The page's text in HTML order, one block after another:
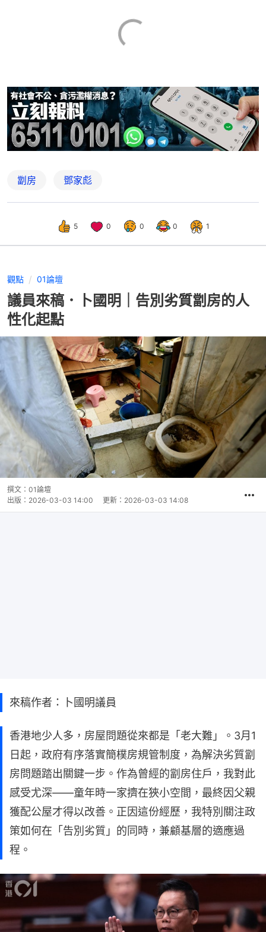
劏房 鄧家彪
5 0 0 0 1
觀點 01論壇
議員來稿．卜國明｜告別劣質劏房的人
性化起點
撰文： 01論壇
出版： 2026-03-03 14:00 更新： 2026-03-03 14:08
來稿作者：卜國明議員
香港地少人多，房屋問題從來都是「老大難」。3月1
日起，政府有序落實簡樸房規管制度，為解決劣質劏
房問題踏出關鍵一步。作為曾經的劏房住戶，我對此
感受尤深——童年時一家擠在狹小空間，最終因父親
獲配公屋才得以改善。正因這份經歷，我特別關注政
策如何在「告別劣質」的同時，兼顧基層的適應過
程。